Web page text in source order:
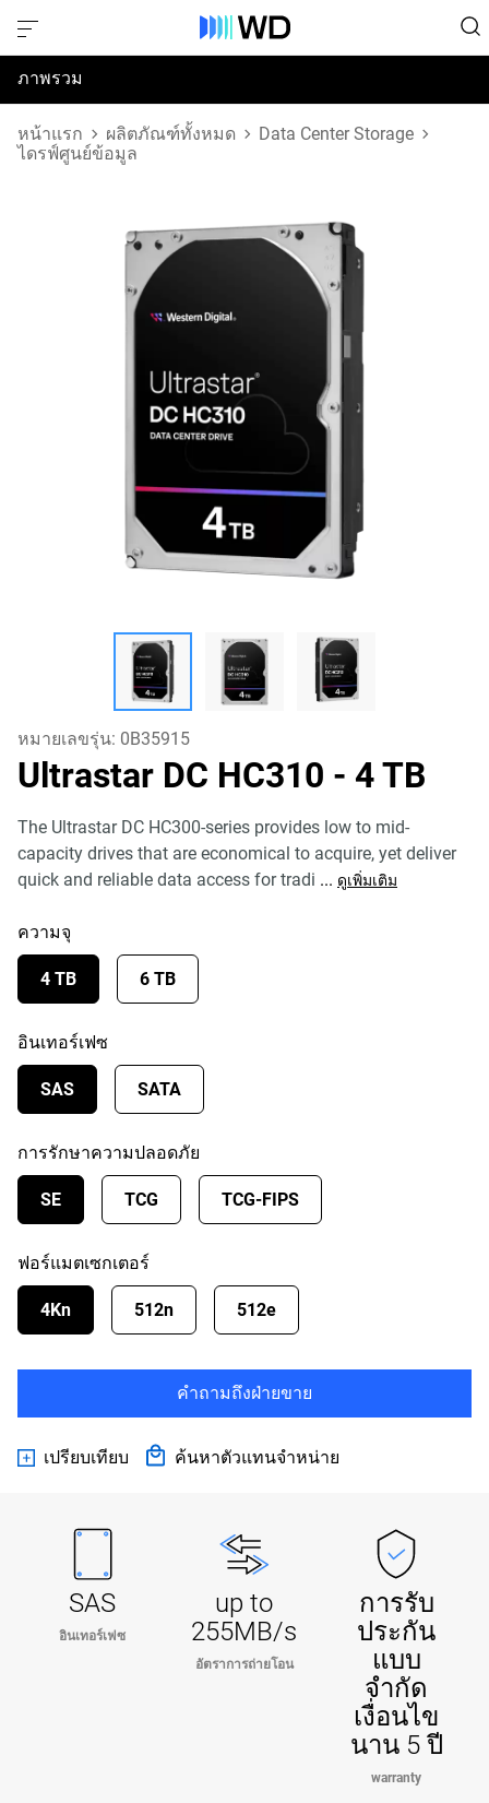
ภาพรวม
ข้อมูลจำเพาะ
หน้าแรก ผลิตภัณฑ์ทั้งหมด
Data Center Storage
ไดรฟ์ศูนย์ข้อมูล
หมายเลขรุ่น: 0B35915
Ultrastar DC HC310 - 4 TB
The Ultrastar DC HC300-series provides low to mid-
capacity drives that are economical to acquire, yet deliver
quick and reliable data access for tradi ... ดูเพิ่มเติม
ความจุ
4 TB 6 TB
อินเทอร์เฟซ
SAS SATA
การรักษาความปลอดภัย
SE TCG TCG-FIPS
ฟอร์แมตเซกเตอร์
4Kn 512n 512e
คำถามถึงฝ่ายขาย
เปรียบเทียบ ค้นหาตัวแทนจำหน่าย
SAS
อินเทอร์เฟซ
up to
255MB/s
อัตราการถ่ายโอน
การรับ
ประกัน
แบบ
จำกัด
เงื่อนไข
นาน 5 ปี
warranty